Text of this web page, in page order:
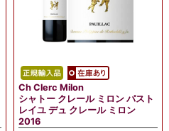
Ch Clerc Milon
シャトー クレール ミロン パスト
レイユ デュ クレール ミロン
2016